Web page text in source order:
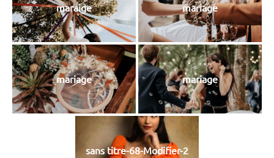
maraige mariage
mariage mariage
sans titre-68-Modifier-2